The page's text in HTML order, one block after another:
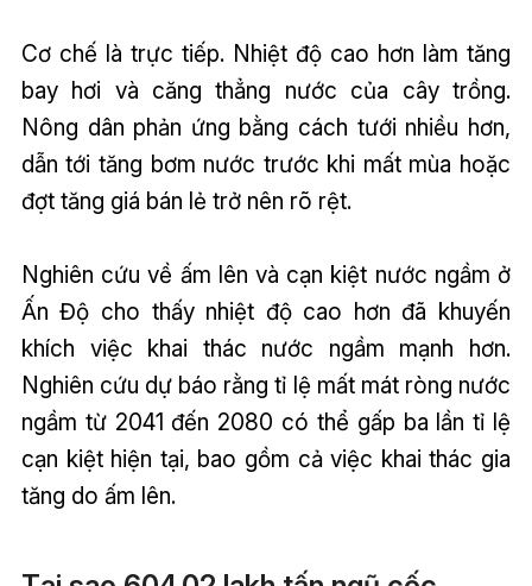
Cơ chế là trực tiếp. Nhiệt độ cao hơn làm tăng
bay hơi và căng thẳng nước của cây trồng.
Nông dân phản ứng bằng cách tưới nhiều hơn,
dẫn tới tăng bơm nước trước khi mất mùa hoặc
đợt tăng giá bán lẻ trở nên rõ rệt.
Nghiên cứu về ấm lên và cạn kiệt nước ngầm ở
Ấn Độ cho thấy nhiệt độ cao hơn đã khuyến
khích việc khai thác nước ngầm mạnh hơn.
Nghiên cứu dự báo rằng tỉ lệ mất mát ròng nước
ngầm từ 2041 đến 2080 có thể gấp ba lần tỉ lệ
cạn kiệt hiện tại, bao gồm cả việc khai thác gia
tăng do ấm lên.